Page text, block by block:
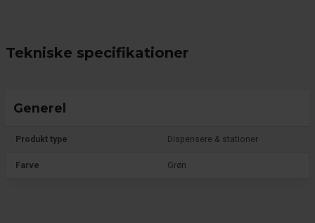
Tekniske specifikationer
Generel
Produkt type Dispensere & stationer
Farve Grøn